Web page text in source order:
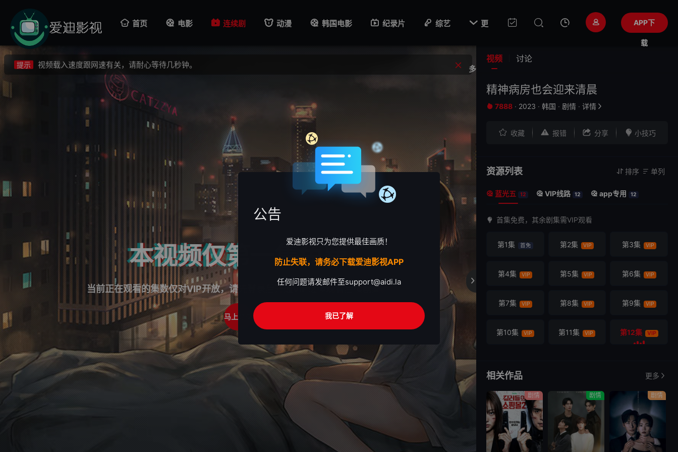
首页 电影 连续剧 动漫 韩国电影 纪录片 综艺  更
多
APP下
载

提示 不要轻易相信视频中的广告，谨防上当受骗!
提示 如果无法播放请重新刷新页面，或者切换线路。
提示 视频载入速度跟网速有关，请耐心等待几秒钟。
不要轻易相信视频中的广告，谨防上当受骗!
本视频仅第一集免费
当前正在观看的集数仅对VIP开放，请先登录后开通VIP继续观看后续剧集。
马上登录
视频 讨论
精神病房也会迎来清晨
 7888 · 2023 · 韩国 · 剧情 · 详情 
 收藏  报错  分享  小技巧
资源列表  排序  单列
 蓝光五 12  VIP线路 12  app专用 12
首集免费，其余剧集需VIP观看
第1集 首免 第2集 VIP 第3集 VIP
第4集 VIP 第5集 VIP 第6集 VIP
第7集 VIP 第8集 VIP 第9集 VIP
第10集 VIP 第11集 VIP 第12集 VIP
相关作品 更多
剧情 剧情 剧情
公告
爱迪影视只为您提供最佳画质！
防止失联，请务必下载爱迪影视APP
任何问题请发邮件至support@aidi.la
我已了解